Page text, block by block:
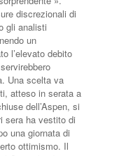
di­screzionali di
gli analisti
un
l’elevato debito
Una scelta va
at­teso in serata a
del­l’Aspen, si
sera ha vestito di
una giornata di
ot­timismo. Il